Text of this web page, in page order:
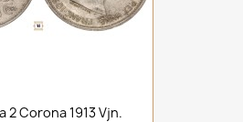
2 Corona 1913 Vjn.